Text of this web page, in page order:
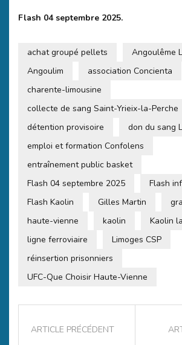
Flash 04 septembre 2025.
achat groupé pellets
Angoulême
Angoulim
association Concienta
charente-limousine
collecte de sang Saint-Yrieix-la-Perche
détention provisoire
don du sang
emploi et formation Confolens
entraînement public basket
Flash 04 septembre 2025
Flash
Flash Kaolin
Gilles Martin
haute-vienne
kaolin
Kaolin
ligne ferroviaire
Limoges CSP
réinsertion prisonniers
UFC-Que Choisir Haute-Vienne
ARTICLE PRÉCÉDENT